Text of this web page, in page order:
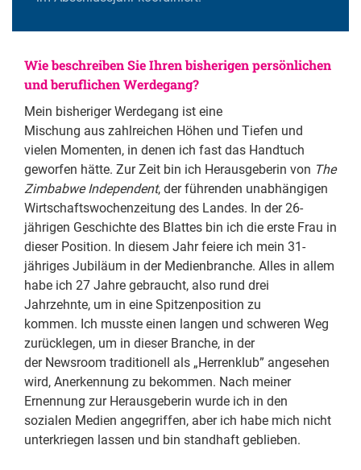
Wie beschreiben Sie Ihren bisherigen persönlichen
und beruflichen Werdegang?
Mein bisheriger Werdegang ist eine
Mischung aus zahlreichen Höhen und Tiefen und
vielen Momenten, in denen ich fast das Handtuch
geworfen hätte. Zur Zeit bin ich Herausgeberin von The
Zimbabwe Independent, der führenden unabhängigen
Wirtschaftswochenzeitung des Landes. In der 26-
jährigen Geschichte des Blattes bin ich die erste Frau in
dieser Position. In diesem Jahr feiere ich mein 31-
jähriges Jubiläum in der Medienbranche. Alles in allem
habe ich 27 Jahre gebraucht, also rund drei
Jahrzehnte, um in eine Spitzenposition zu
kommen. Ich musste einen langen und schweren Weg
zurücklegen, um in dieser Branche, in der
der Newsroom traditionell als „Herrenklub” angesehen
wird, Anerkennung zu bekommen. Nach meiner
Ernennung zur Herausgeberin wurde ich in den
sozialen Medien angegriffen, aber ich habe mich nicht
unterkriegen lassen und bin standhaft geblieben.